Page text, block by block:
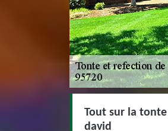
Tout sur la
david